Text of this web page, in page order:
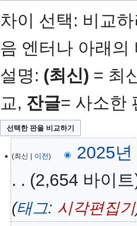
기
로
기
러
가
차이 선택: 비교
음 엔터나 아래의
설명: (최신) = 최
교, 잔글= 사소한
최신 이전
2025
2,654 바이트
태그: 시각편집기